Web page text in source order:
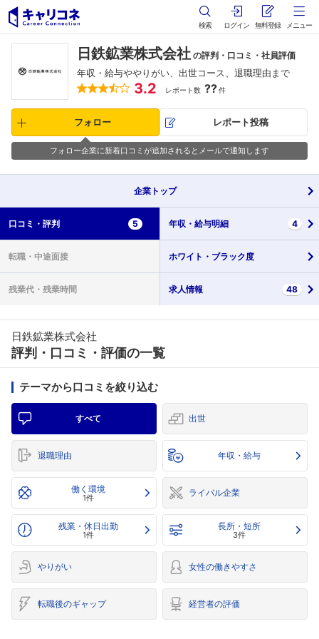
検索 ログイン 無料登録 メニュー
日鉄鉱業株式会社 の評判・口コミ・社員評価
年収・給与ややりがい、出世コース、退職理由まで
3.2 レポート数 ??件
フォロー レポート投稿
フォロー企業に新着口コミが追加されるとメールで通知します
企業 トップ
口コミ・ 評判 5 年収・ 給与明細 4
転職・ 中途面接 ホワイト・ ブラック度
残業代・ 残業時間 求人情報 48
日鉄鉱業株式会社
評判・口コミ・評価の一覧
テーマから口コミを絞り込む
すべて 出世
退職理由 年収・給与
働く環境
1件 ライバル企業
残業・休日出勤
1件
長所・短所
3件
やりがい 女性の働きやすさ
転職後のギャップ 経営者の評価